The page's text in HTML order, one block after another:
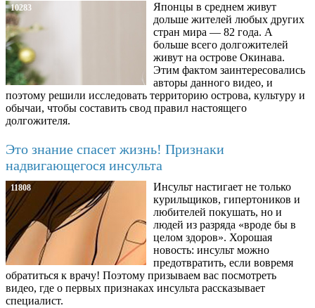
10283
Японцы в среднем живут
дольше жителей любых других
стран мира — 82 года. А
больше всего долгожителей
живут на острове Окинава.
Этим фактом заинтересовались
авторы данного видео, и
поэтому решили исследовать территорию острова, культуру и
обычаи, чтобы составить свод правил настоящего
долгожителя.
Это знание спасет жизнь! Признаки
надвигающегося инсульта
11808
Инсульт настигает не только
курильщиков, гипертоников и
любителей покушать, но и
людей из разряда «вроде бы в
целом здоров». Хорошая
новость: инсульт можно
предотвратить, если вовремя
обратиться к врачу! Поэтому призываем вас посмотреть
видео, где о первых признаках инсульта рассказывает
специалист.